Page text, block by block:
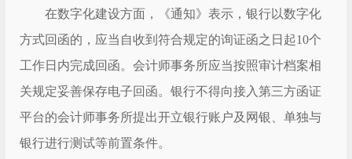
在数字化建设方面，《通知》表示，银行以数字化
方式回函的，应当自收到符合规定的询证函之日起10个
工作日内完成回函。会计师事务所应当按照审计档案相
关规定妥善保存电子回函。银行不得向接入第三方函证
平台的会计师事务所提出开立银行账户及网银、单独与
银行进行测试等前置条件。